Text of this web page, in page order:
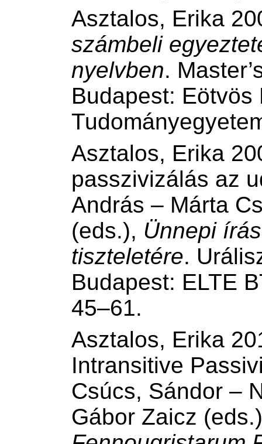
Asztalos, Erika
számbeli
nyelvben.
Budapest: Eötvös
Asztalos, Erika
passzivizálás az
András – Márta
(eds.), Ünnepi
tiszteletére.
Budapest: ELTE
45–61.
Asztalos, Erika
Intransitive
Csúcs, Sándor –
Gábor Zaicz